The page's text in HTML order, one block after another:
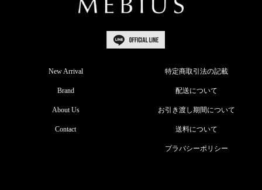
New Arrival
Brand
About Us
Contact
特定商取引法の記載
配送について
お引き渡し期間について
送料について
プラバシーポリシー